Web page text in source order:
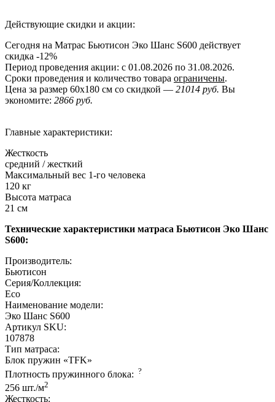
Действующие скидки и акции:
Сегодня на Матрас Бьютисон Эко Шанс S600 действует
скидка -12%
Период проведения акции: с 01.08.2026 по 31.08.2026.
Сроки проведения и количество товара ограничены.
Цена за размер 60x180 см со скидкой — 21014 руб. Вы
экономите: 2866 руб.
Главные характеристики:
Жесткость
средний / жесткий
Максимальный вес 1-го человека
120 кг
Высота матраса
21 см
Технические характеристики матраса Бьютисон Эко Шанс
S600:
Производитель:
Бьютисон
Серия/Коллекция:
Eco
Наименование модели:
Эко Шанс S600
Артикул SKU:
107878
Тип матраса:
Блок пружин «TFK»
Плотность пружинного блока: ?
256 шт./м2
Жесткость: